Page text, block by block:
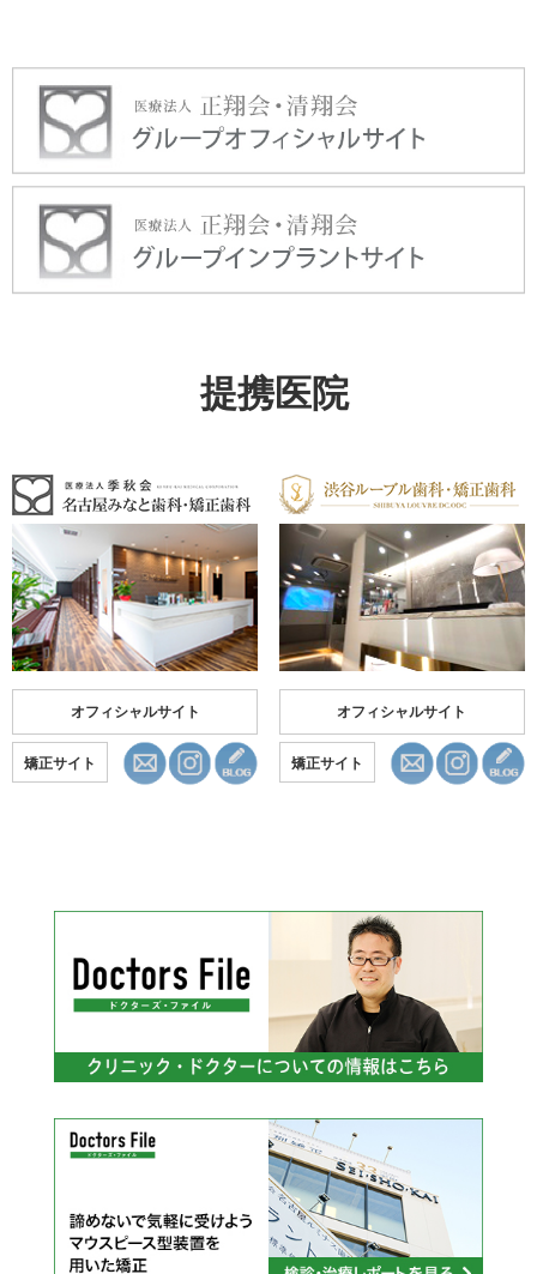
提携医院
オフィシャルサイト
矯正サイト
オフィシャルサイト
矯正サイト